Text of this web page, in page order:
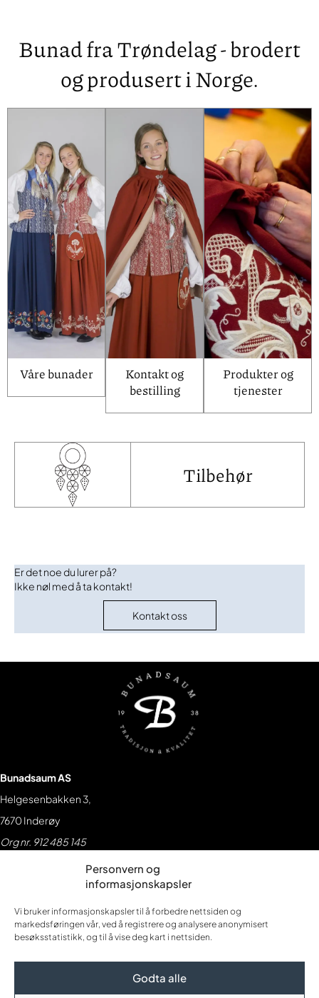
Personvern og
informasjonskapsler
Vi bruker informasjonskapsler til å forbedre nettsiden og
markedsføringen vår, ved å registrere og analysere anonymisert
besøksstatistikk, og til å vise deg kart i nettsiden.
Godta alle
Bunad fra Trøndelag - brodert
og produsert i Norge.
Våre bunader
Kontakt og
bestilling
Produkter og
tjenester
Tilbehør
Er det noe du lurer på?
Ikke nøl med å ta kontakt!
Kontakt oss
Bunadsaum AS
Helgesenbakken 3,
7670 Inderøy
Org nr. 912 485 145
firmapost@bunadsaum.no
Følg oss
Personvern og informasjonskapsler